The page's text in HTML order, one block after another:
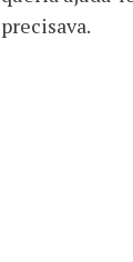
precisava.